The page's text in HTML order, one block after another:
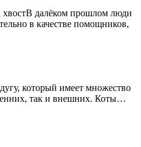
хвостВ далёком прошлом люди
в качестве помощников,
который имеет множество
так и внешних. Коты…